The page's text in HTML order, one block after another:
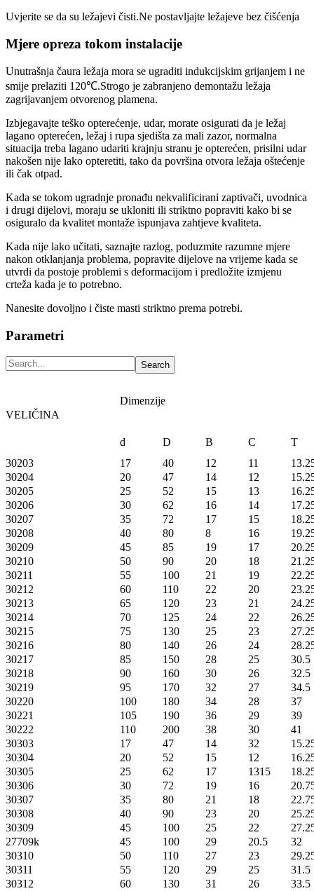
Uvjerite se da su ležajevi čisti.Ne postavljajte ležajeve bez čišćenja
Mjere opreza tokom instalacije
Unutrašnja čaura ležaja mora se ugraditi indukcijskim grijanjem i ne
smije prelaziti 120℃.Strogo je zabranjeno demontažu ležaja
zagrijavanjem otvorenog plamena.
Izbjegavajte teško opterećenje, udar, morate osigurati da je ležaj
lagano opterećen, ležaj i rupa sjedišta za mali zazor, normalna
situacija treba lagano udariti krajnju stranu je opterećen, prisilni udar
nakošen nije lako opteretiti, tako da površina otvora ležaja oštećenje
ili čak otpad.
Kada se tokom ugradnje pronađu nekvalificirani zaptivači, uvodnica
i drugi dijelovi, moraju se ukloniti ili striktno popraviti kako bi se
osiguralo da kvalitet montaže ispunjava zahtjeve kvaliteta.
Kada nije lako učitati, saznajte razlog, poduzmite razumne mjere
nakon otklanjanja problema, popravite dijelove na vrijeme kada se
utvrdi da postoje problemi s deformacijom i predložite izmjenu
crteža kada je to potrebno.
Nanesite dovoljno i čiste masti striktno prema potrebi.
Parametri
VELIČINA
Dimenzije
d D B C
T
30203
17 40 12 11
30204
20 47 14 12
30205
25 52 15 13
30206
30 62 16 14
30207
35 72 17 15
30208
40 80 8 16
30209
45 85 19 17
30210
50 90 20 18
30211
55 100 21 19
30212
60 110 22 20
30213
65 120 23 21
30214
70 125 24 22
30215
75 130 25 23
30216
80 140 26 24
30217
85 150 28 25
30.5
30218
90 160 30 26
32.5
30219
95 170 32 27
34.5
30220
100 180 34 28
37
30221
105 190 36 29
39
30222
110 200 38 30
41
30303
17 47 14 32
30304
20 52 15 12
30305
25 62 17 1315
30306
30 72 19 16
30307
35 80 21 18
30308
40 90 23 20
30309
45 100 25 22
27709k
45 100 29 20.5
32
30310
50 110 27 23
30311
55 120 29 25
31.5
30312
60 130 31 26
33.5